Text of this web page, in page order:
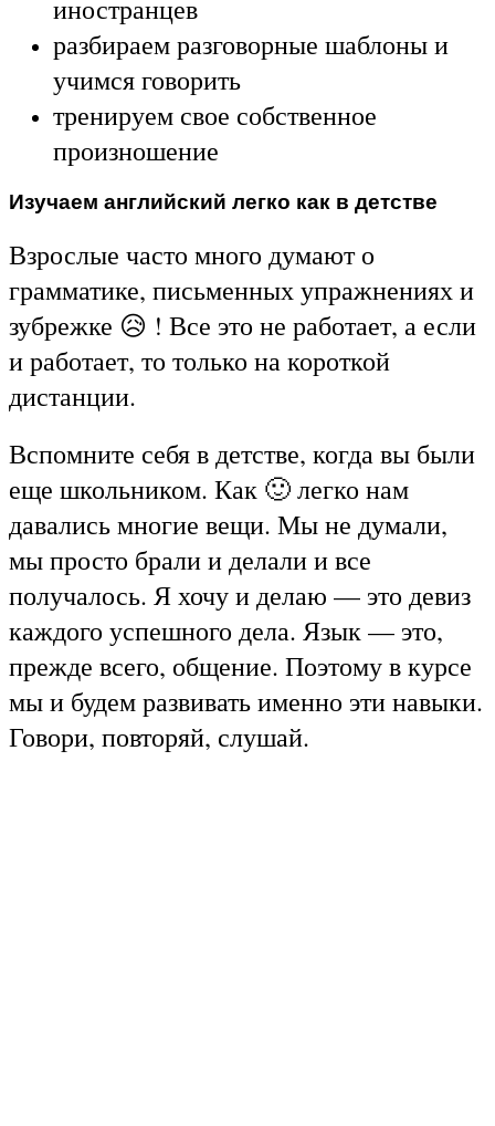
иностранцев
разбираем разговорные шаблоны и
учимся говорить
тренируем свое собственное
произношение
Изучаем английский легко как в детстве
Взрослые часто много думают о
грамматике, письменных упражнениях и
зубрежке 😥 ! Все это не работает, а если
и работает, то только на короткой
дистанции.
Вспомните себя в детстве, когда вы были
еще школьником. Как 🙂 легко нам
давались многие вещи. Мы не думали,
мы просто брали и делали и все
получалось. Я хочу и делаю — это девиз
каждого успешного дела. Язык — это,
прежде всего, общение. Поэтому в курсе
мы и будем развивать именно эти навыки.
Говори, повторяй, слушай.